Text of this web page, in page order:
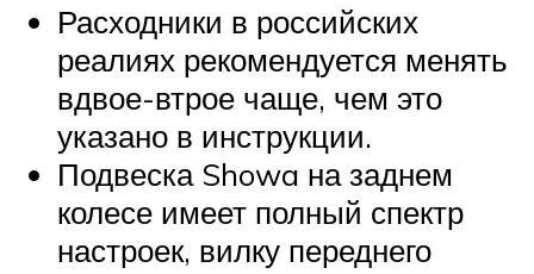
Расходники в российских
реалиях рекомендуется менять
вдвое-втрое чаще, чем это
указано в инструкции.
Подвеска Showa на заднем
колесе имеет полный спектр
настроек, вилку переднего